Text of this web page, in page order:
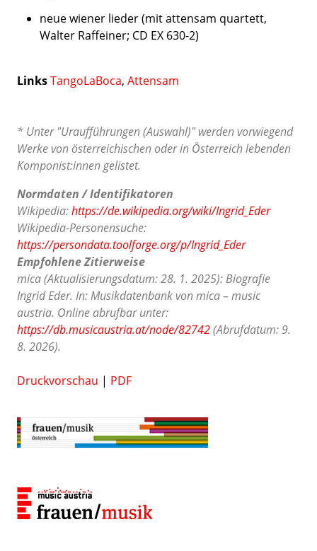
neue wiener lieder (mit attensam quartett,
Walter Raffeiner; CD EX 630-2)
LinksTangoLaBoca, Attensam
* Unter "Uraufführungen (Auswahl)" werden vorwiegend
Werke von österreichischen oder in Österreich lebenden
Komponist:innen gelistet.
Normdaten / Identifikatoren
Wikipedia:https://de.wikipedia.org/wiki/Ingrid_Eder
Wikipedia-Personensuche:
https://persondata.toolforge.org/p/Ingrid_Eder
Empfohlene Zitierweise
mica (Aktualisierungsdatum: 28. 1. 2025): Biografie
Ingrid Eder. In: Musikdatenbank von mica – music
austria. Online abrufbar unter:
https://db.musicaustria.at/node/82742(Abrufdatum: 9.
8. 2026).
Druckvorschau | PDF